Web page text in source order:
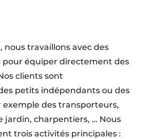
nous travaillons avec des
pour équiper directement des
clients sont
petits indépendants ou des
exemple des transporteurs,
jardin, charpentiers, … Nous
trois activités principales :